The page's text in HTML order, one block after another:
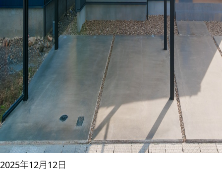
2025年12月12日